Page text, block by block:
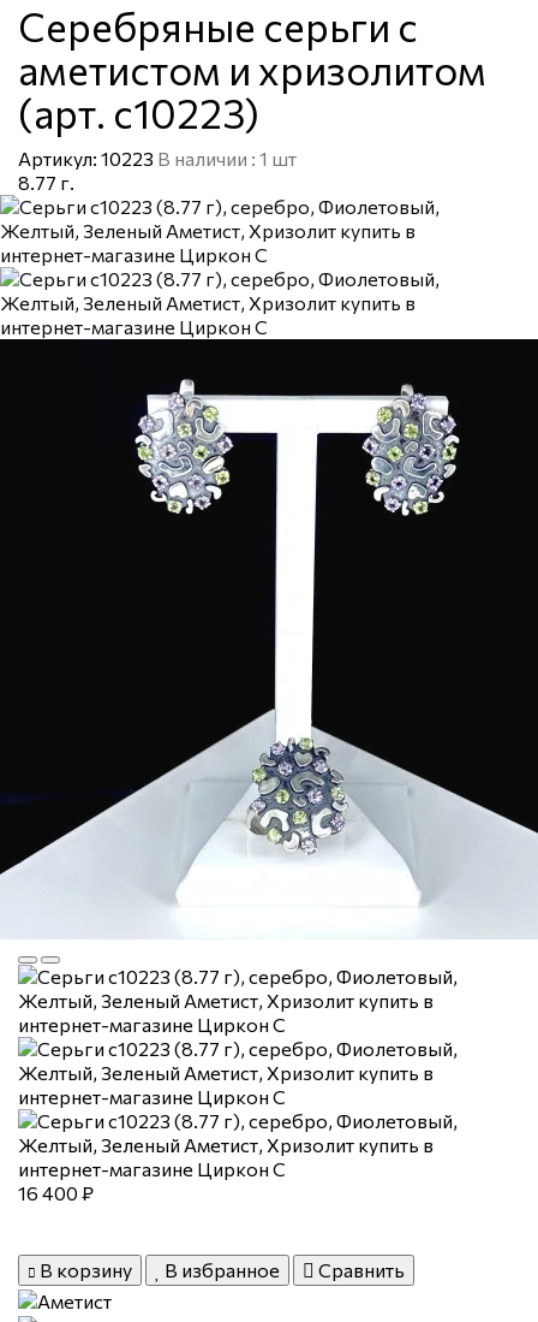
Серебряные серьги с
аметистом и хризолитом
(арт. с10223)
Артикул: 10223 В наличии : 1 шт
8.77 г.
16 400 ₽
В корзину В избранное Сравнить